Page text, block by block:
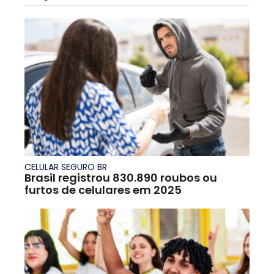
CELULAR SEGURO BR
Brasil registrou 830.890 roubos ou
furtos de celulares em 2025